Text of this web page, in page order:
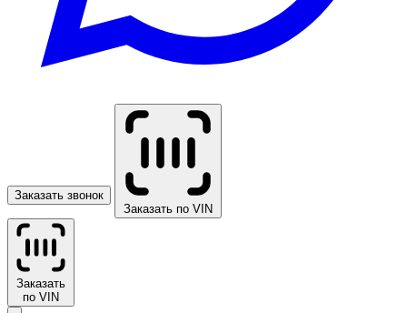
Заказать звонок
Заказать по VIN
Заказать
по VIN